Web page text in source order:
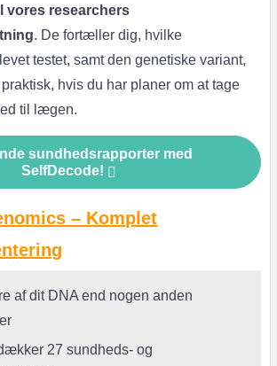
researchers
. De fortæller dig, hvilke
testet, samt den genetiske variant,
hvis du har planer om at tage
til lægen.
sundhedsrapporter med
SelfDecode!
– Komplet
af dit DNA end nogen anden
27 sundheds- og